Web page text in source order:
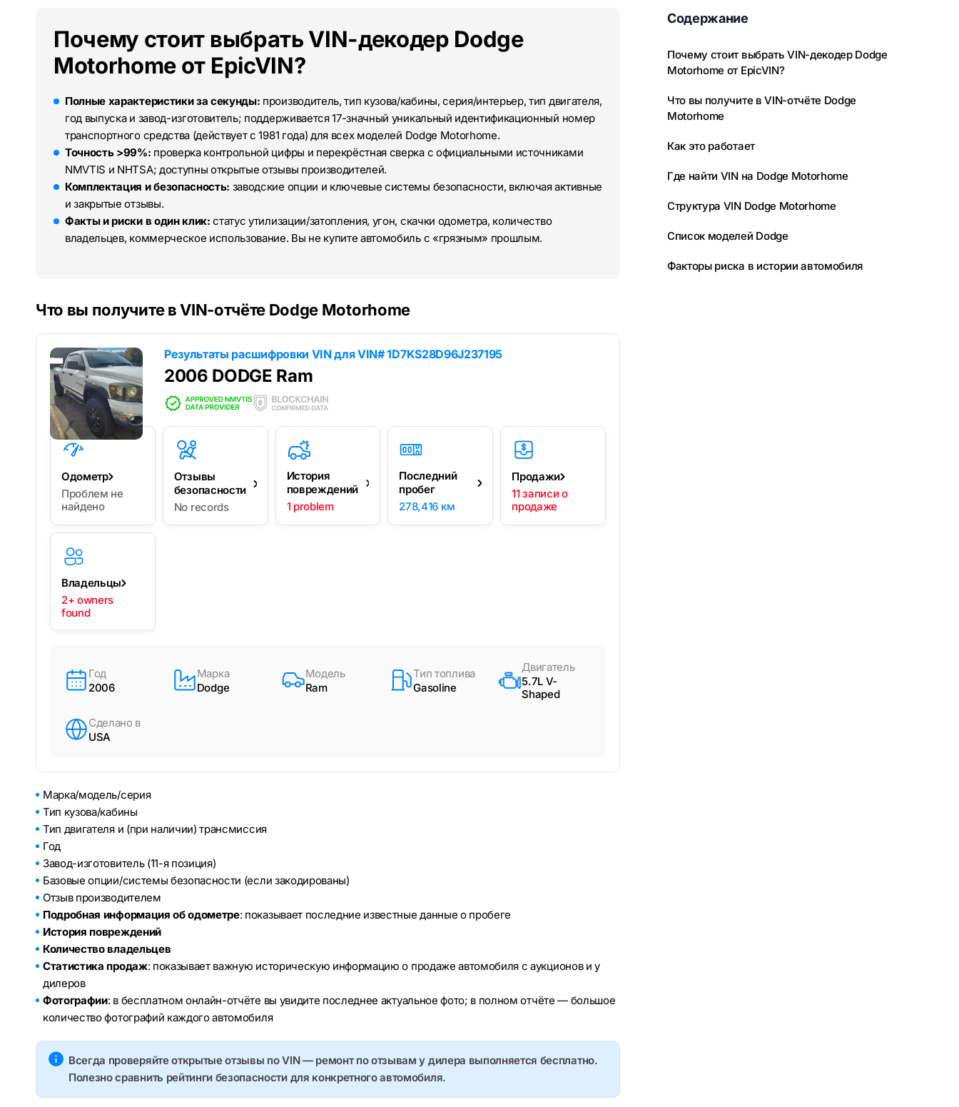
Почему стоит выбрать VIN-декодер Dodge
Motorhome от EpicVIN?
Полные характеристики за секунды: производитель, тип кузова/кабины, серия/интерьер, тип двигателя,
год выпуска и завод-изготовитель; поддерживается 17-значный уникальный идентификационный номер
транспортного средства (действует с 1981 года) для всех моделей Dodge Motorhome.
Точность >99%: проверка контрольной цифры и перекрёстная сверка с официальными источниками
NMVTIS и NHTSA; доступны открытые отзывы производителей.
Комплектация и безопасность: заводские опции и ключевые системы безопасности, включая активные
и закрытые отзывы.
Факты и риски в один клик: статус утилизации/затопления, угон, скачки одометра, количество
владельцев, коммерческое использование. Вы не купите автомобиль с «грязным» прошлым.
Что вы получите в VIN-отчёте Dodge Motorhome
Результаты расшифровки VIN дляVIN# 1D7KS28D96J237195
2006 DODGE Ram
Одометр
Проблем не
найдено
Отзывы
безопасности
No records
История
повреждений
1 problem
Последний
пробег
278,416 км
Продажи
11 записи о
продаже
Владельцы
2+ owners
found
Год
2006
Марка
Dodge
Модель
Ram
Тип топлива
Gasoline
Двигатель
5.7L V-
Shaped
Сделано в
USA
Марка/модель/серия
Тип кузова/кабины
Тип двигателя и (при наличии) трансмиссия
Год
Завод-изготовитель (11-я позиция)
Базовые опции/системы безопасности (если закодированы)
Отзыв производителем
Подробная информация об одометре: показывает последние известные данные о пробеге
История повреждений
Количество владельцев
Статистика продаж: показывает важную историческую информацию о продаже автомобиля с аукционов и у
дилеров
Фотографии: в бесплатном онлайн-отчёте вы увидите последнее актуальное фото; в полном отчёте — большое
количество фотографий каждого автомобиля
Всегда проверяйте открытые отзывы по VIN — ремонт по отзывам у дилера выполняется бесплатно.
Полезно сравнить рейтинги безопасности для конкретного автомобиля.
Содержание
Почему стоит выбрать VIN-декодер Dodge
Motorhome от EpicVIN?
Что вы получите в VIN-отчёте Dodge
Motorhome
Как это работает
Где найти VIN на Dodge Motorhome
Структура VIN Dodge Motorhome
Список моделей Dodge
Факторы риска в истории автомобиля